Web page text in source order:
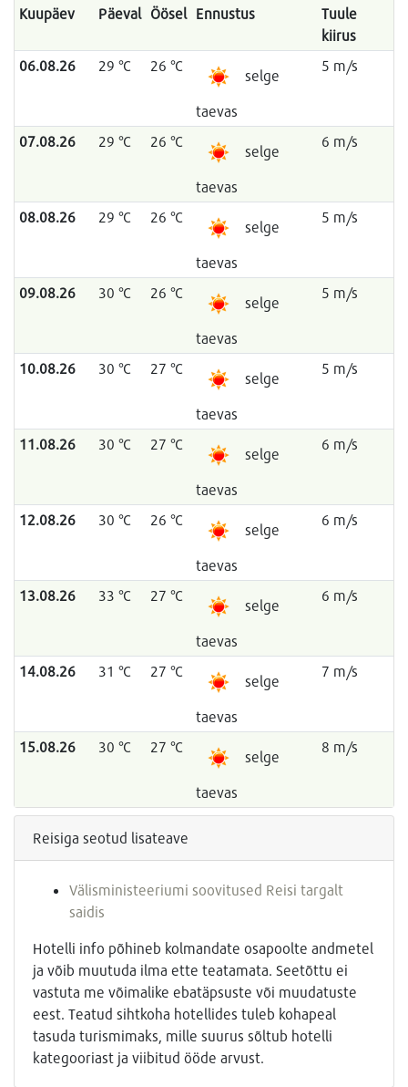
Kuupäev Päeval Öösel Ennustus
Tuule
kiirus
06.08.26
29 °C 26 °C
selge
taevas
5 m/s
07.08.26 29 °C 26 °C
selge
taevas
6 m/s
08.08.26 29 °C 26 °C
selge
taevas
5 m/s
09.08.26 30 °C 26 °C
selge
taevas
5 m/s
10.08.26 30 °C 27 °C
selge
taevas
5 m/s
11.08.26 30 °C 27 °C
selge
taevas
6 m/s
12.08.26 30 °C 26 °C
selge
taevas
6 m/s
13.08.26 33 °C 27 °C
selge
taevas
6 m/s
14.08.26 31 °C 27 °C
selge
taevas
7 m/s
15.08.26 30 °C 27 °C
selge
taevas
8 m/s
Reisiga seotud lisateave
Välisministeeriumi soovitused Reisi targalt
saidis
Hotelli info põhineb kolmandate osapoolte andmetel
ja võib muutuda ilma ette teatamata. Seetõttu ei
vastuta me võimalike ebatäpsuste või muudatuste
eest. Teatud sihtkoha hotellides tuleb kohapeal
tasuda turismimaks, mille suurus sõltub hotelli
kategooriast ja viibitud ööde arvust.